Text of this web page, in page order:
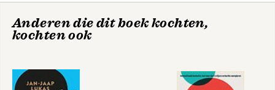
Anderen die dit boek kochten,
kochten ook